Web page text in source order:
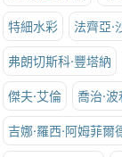
特細水彩 法齊亞·
弗朗切斯科·豐塔納
傑夫·艾倫 喬治·
吉娜·羅西·阿姆菲爾